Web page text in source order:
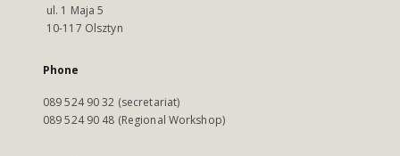
ul. 1 Maja 5
10-117 Olsztyn
Phone
089 524 90 32 (secretariat)
089 524 90 48 (Regional Workshop)